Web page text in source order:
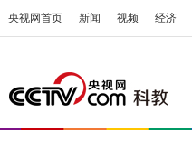
央视网首页 新闻 视频 经济